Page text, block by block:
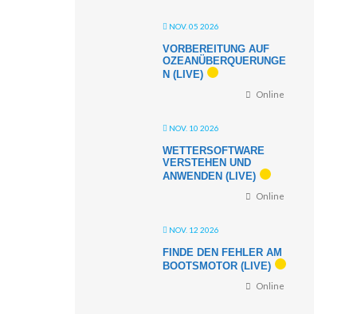
NOV. 05 2026
VORBEREITUNG AUF
OZEANÜBERQUERUNGE
N (LIVE)
Online
NOV. 10 2026
WETTERSOFTWARE
VERSTEHEN UND
ANWENDEN (LIVE)
Online
NOV. 12 2026
FINDE DEN FEHLER AM
BOOTSMOTOR (LIVE)
Online